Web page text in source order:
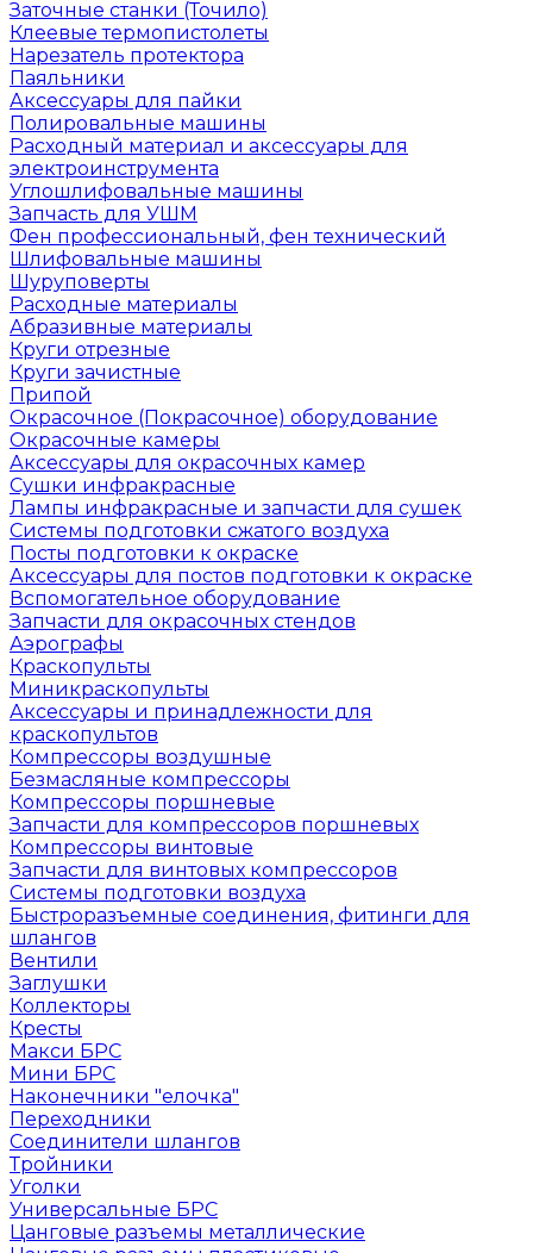
Заточные станки (Точило)
Клеевые термопистолеты
Нарезатель протектора
Паяльники
Аксессуары для пайки
Полировальные машины
Расходный материал и аксессуары для
электроинструмента
Углошлифовальные машины
Запчасть для УШМ
Фен профессиональный, фен технический
Шлифовальные машины
Шуруповерты
Расходные материалы
Абразивные материалы
Круги отрезные
Круги зачистные
Припой
Окрасочное (Покрасочное) оборудование
Окрасочные камеры
Аксессуары для окрасочных камер
Сушки инфракрасные
Лампы инфракрасные и запчасти для сушек
Системы подготовки сжатого воздуха
Посты подготовки к окраске
Аксессуары для постов подготовки к окраске
Вспомогательное оборудование
Запчасти для окрасочных стендов
Аэрографы
Краскопульты
Миникраскопульты
Аксессуары и принадлежности для
краскопультов
Компрессоры воздушные
Безмасляные компрессоры
Компрессоры поршневые
Запчасти для компрессоров поршневых
Компрессоры винтовые
Запчасти для винтовых компрессоров
Системы подготовки воздуха
Быстроразъемные соединения, фитинги для
шлангов
Вентили
Заглушки
Коллекторы
Кресты
Макси БРС
Мини БРС
Наконечники "елочка"
Переходники
Соединители шлангов
Тройники
Уголки
Универсальные БРС
Цанговые разъемы металлические